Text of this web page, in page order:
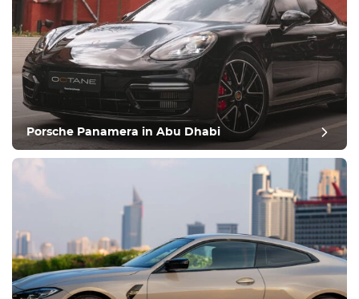
Porsche Panamera in Abu Dhabi